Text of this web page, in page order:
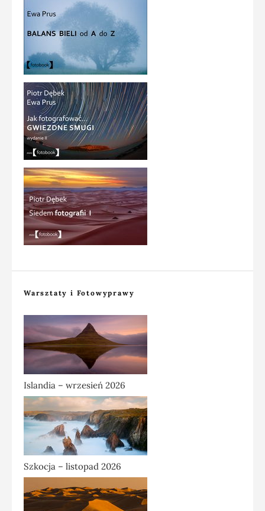
Warsztaty i Fotowyprawy
Islandia – wrzesień 2026
Szkocja – listopad 2026